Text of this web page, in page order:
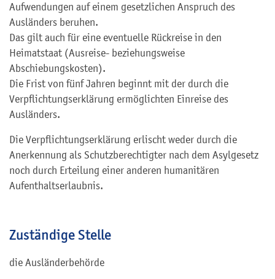
Aufwendungen auf einem gesetzlichen Anspruch des
Ausländers beruhen.
Das gilt auch für eine eventuelle Rückreise in den
Heimatstaat (Ausreise- beziehungsweise
Abschiebungskosten).
Die Frist von fünf Jahren beginnt mit der durch die
Verpflichtungserklärung ermöglichten Einreise des
Ausländers.
Die Verpflichtungserklärung erlischt weder durch die
Anerkennung als Schutzberechtigter nach dem Asylgesetz
noch durch Erteilung einer anderen humanitären
Aufenthaltserlaubnis.
Zuständige Stelle
die Ausländerbehörde